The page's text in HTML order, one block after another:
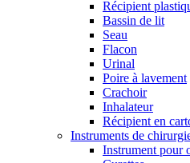
Récipient
Bassin de lit
Seau
Flacon
Urinal
Poire à lavement
Crachoir
Inhalateur
Récipient en
Instruments de
Instrument pour